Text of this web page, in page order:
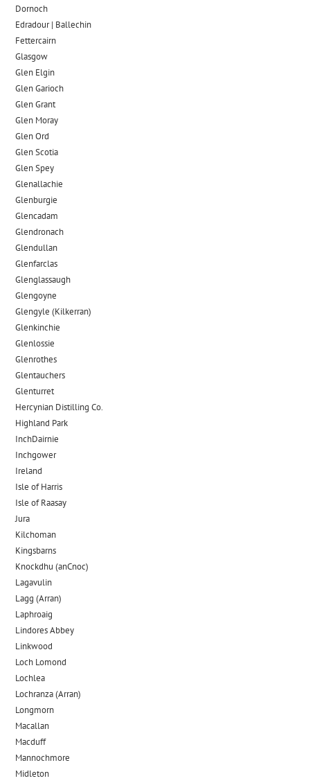
Dornoch
Edradour | Ballechin
Fettercairn
Glasgow
Glen Elgin
Glen Garioch
Glen Grant
Glen Moray
Glen Ord
Glen Scotia
Glen Spey
Glenallachie
Glenburgie
Glencadam
Glendronach
Glendullan
Glenfarclas
Glenglassaugh
Glengoyne
Glengyle (Kilkerran)
Glenkinchie
Glenlossie
Glenrothes
Glentauchers
Glenturret
Hercynian Distilling Co.
Highland Park
InchDairnie
Inchgower
Ireland
Isle of Harris
Isle of Raasay
Jura
Kilchoman
Kingsbarns
Knockdhu (anCnoc)
Lagavulin
Lagg (Arran)
Laphroaig
Lindores Abbey
Linkwood
Loch Lomond
Lochlea
Lochranza (Arran)
Longmorn
Macallan
Macduff
Mannochmore
Midleton